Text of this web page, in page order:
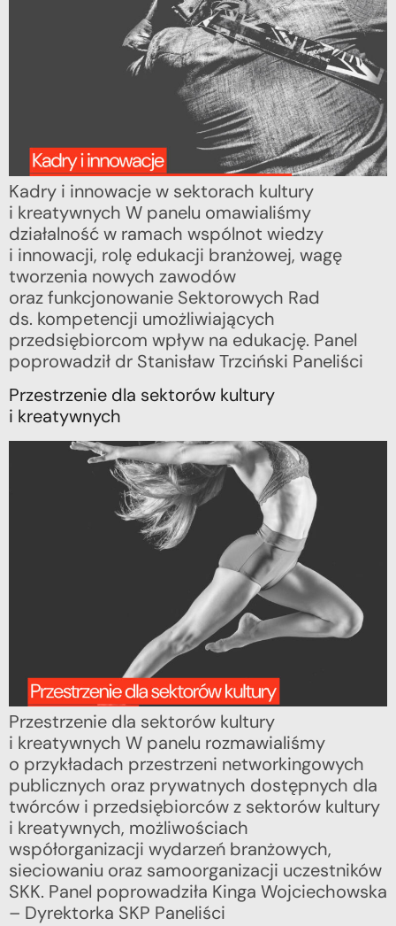
Kadry i innowacje w sektorach kultury
i kreatywnych W panelu omawialiśmy
działalność w ramach wspólnot wiedzy
i innowacji, rolę edukacji branżowej, wagę
tworzenia nowych zawodów
oraz funkcjonowanie Sektorowych Rad
ds. kompetencji umożliwiających
przedsiębiorcom wpływ na edukację. Panel
poprowadził dr Stanisław Trzciński Paneliści
Przestrzenie dla sektorów kultury
i kreatywnych
Przestrzenie dla sektorów kultury
i kreatywnych W panelu rozmawialiśmy
o przykładach przestrzeni networkingowych
publicznych oraz prywatnych dostępnych dla
twórców i przedsiębiorców z sektorów kultury
i kreatywnych, możliwościach
współorganizacji wydarzeń branżowych,
sieciowaniu oraz samoorganizacji uczestników
SKK. Panel poprowadziła Kinga Wojciechowska
– Dyrektorka SKP Paneliści